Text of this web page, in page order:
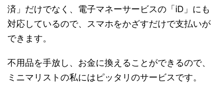
済」だけでなく、電子マネーサービスの「iD」にも
対応しているので、スマホをかざすだけで支払いが
できます。
不用品を手放し、お金に換えることができるので、
ミニマリストの私にはピッタリのサービスです。